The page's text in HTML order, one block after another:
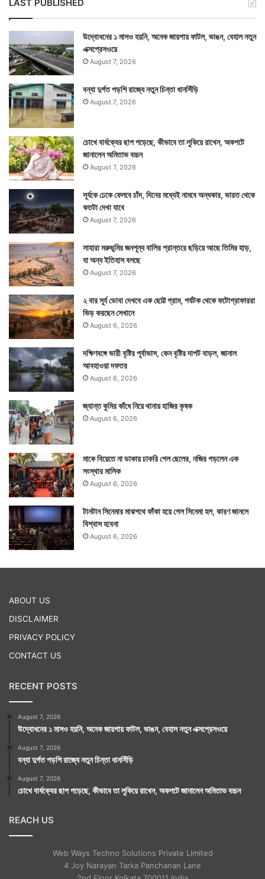
LAST PUBLISHED
উদ্বোধনের ১ মাসও হয়নি, অনেক জায়গায় ফাটল, ভাঙন, বেহাল নতুন
এক্সপ্রেসওয়ে
August 7, 2026
বন্যা দুর্গত পড়শি রাজ্যে নতুন চিন্তা ধানসিঁড়ি
August 7, 2026
চোখে বার্ধক্যের ছাপ পড়েছে, কীভাবে তা লুকিয়ে রাখেন, অকপটে
জানালেন অমিতাভ বচ্চন
August 7, 2026
সূর্যকে ঢেকে ফেলবে চাঁদ, দিনের মধ্যেই নামবে অন্ধকার, ভারত থেকে
কতটা দেখা যাবে
August 7, 2026
সাহারা মরুভূমির জনশূন্য বালির প্রান্তরে ছড়িয়ে আছে তিমির হাড়,
যা অন্য ইতিহাস বলছে
August 7, 2026
২ বার সূর্য ডোবা দেখবে এক ছোট্ট গ্রাম, পর্যটক থেকে ফটোগ্রাফাররা
ভিড় করছেন সেখানে
August 6, 2026
দক্ষিণবঙ্গে ভারী বৃষ্টির পূর্বাভাস, কেন বৃষ্টির দাপট বাড়ল, জানাল
আবহাওয়া দফতর
August 6, 2026
জ্যান্ত কুমির কাঁধে নিয়ে থানায় হাজির কৃষক
August 6, 2026
মাকে বিয়েতে না ডাকায় চাকরি গেল ছেলের, নজির গড়লেন এক
সংস্থার মালিক
August 6, 2026
টানটান সিনেমার মাঝপথে ফাঁকা হয়ে গেল সিনেমা হল, কারণ জানলে
বিশ্বাস হবেনা
August 6, 2026
ABOUT US
DISCLAIMER
PRIVACY POLICY
CONTACT US
RECENT POSTS
August 7, 2026
উদ্বোধনের ১ মাসও হয়নি, অনেক জায়গায় ফাটল, ভাঙন, বেহাল নতুন এক্সপ্রেসওয়ে
August 7, 2026
বন্যা দুর্গত পড়শি রাজ্যে নতুন চিন্তা ধানসিঁড়ি
August 7, 2026
চোখে বার্ধক্যের ছাপ পড়েছে, কীভাবে তা লুকিয়ে রাখেন, অকপটে জানালেন অমিতাভ বচ্চন
REACH US
Web Ways Techno Solutions Private Limited
4 Joy Narayan Tarka Panchanan Lane